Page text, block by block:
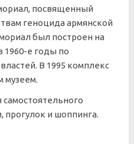
посвященный
геноцида армянской
был построен на
1960-е годы по
В 1995 комплекс
музеем.
прогулок и шоппинга.